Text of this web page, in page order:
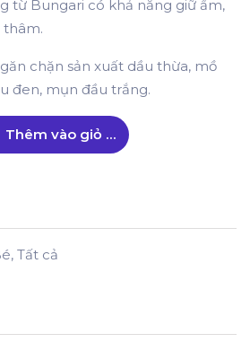
từ Bungari có khả năng giữ ẩm,
thâm.
chặn sản xuất dầu thừa, mồ
đen, mụn đầu trắng.
Thêm vào giỏ hàng
, Tất cả